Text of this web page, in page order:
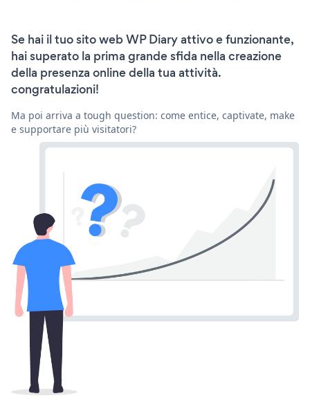
Se hai il tuo sito web WP Diary attivo e funzionante,
hai superato la prima grande sfida nella creazione
della presenza online della tua attività.
congratulazioni!
Ma poi arriva a tough question: come entice, captivate, make
e supportare più visitatori?